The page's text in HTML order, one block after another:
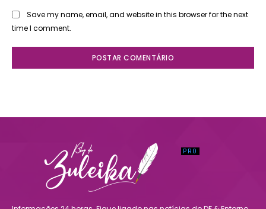
Save my name, email, and website in this browser for the next
time I comment.